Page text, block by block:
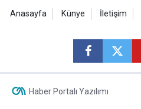
Anasayfa Künye İletişim
Haber Portalı Yazılımı